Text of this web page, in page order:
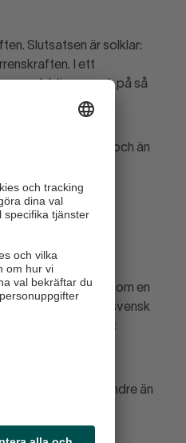
Slutsatsen är solklar:
I ett
produktionen och på så
i princip allt.
Västeuropa, och än
i Sverige än i
Tysklands och 20
Visst har
i Europa.
inte längre att tala om en
in i varje vrå av svensk
är kostnadsläget
ligger högre.
export vuxit mindre än
flertalet